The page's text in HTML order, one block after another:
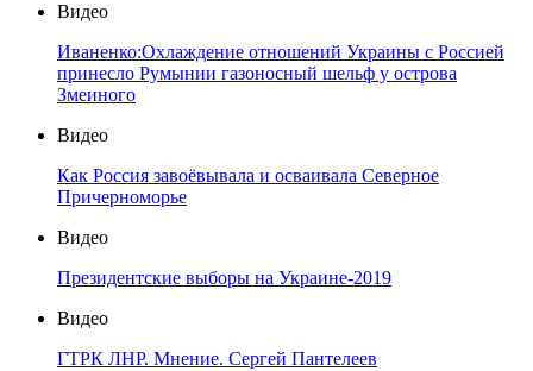
Видео
Иваненко:Охлаждение отношений Украины с Россией
принесло Румынии газоносный шельф у острова
Змеиного
Видео
Как Россия завоёвывала и осваивала Северное
Причерноморье
Видео
Президентские выборы на Украине-2019
Видео
ГТРК ЛНР. Мнение. Сергей Пантелеев